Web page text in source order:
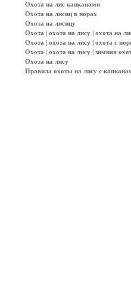
Охота на лис капканами
Охота на лисиц в норах
Охота на лисицу
Охота | охота на лису | охота на
Охота | охота на лису | охота с
Охота | охота на лису | зимняя
Охота на лису
Правила охоты на лису с